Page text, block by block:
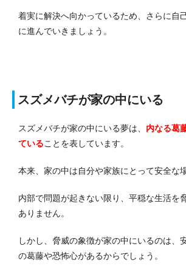
着実に解決へ向かっているため、さらに自
に進んでいきましょう。
スズメバチが家の中にいる
スズメバチが家の中にいる夢は、 内なる葛
ていることを表しています。
本来、家の中は自分や家族にとって安全な
内部で問題が起きない限り、平穏な生活を
ありません。
しかし、脅威の象徴が家の中にいるのは、
の葛藤や恐怖心があるからでしょう。